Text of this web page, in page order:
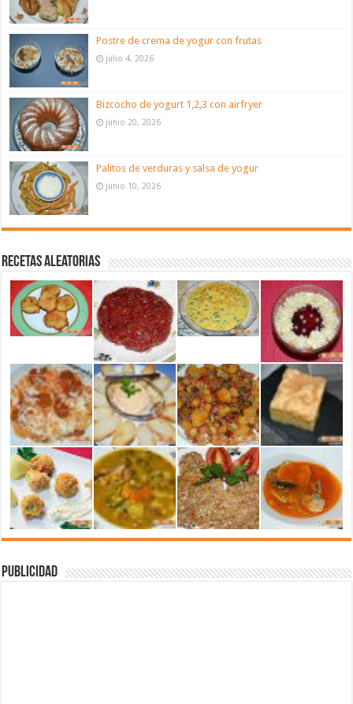
Postre de crema de yogur con frutas
julio 4, 2026
Bizcocho de yogurt 1,2,3 con airfryer
junio 20, 2026
Palitos de verduras y salsa de yogur
junio 10, 2026
Recetas aleatorias
Publicidad